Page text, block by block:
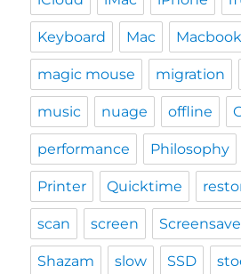
Keyboard Mac Macbook
magic mouse migration
music nuage offline
performance Philosophy
Printer Quicktime
scan screen
Shazam slow SSD